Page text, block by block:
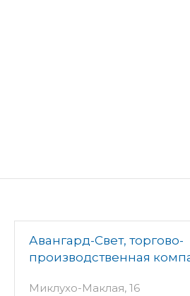
Авангард-Свет, торгово-
производственная
Миклухо-Маклая, 16